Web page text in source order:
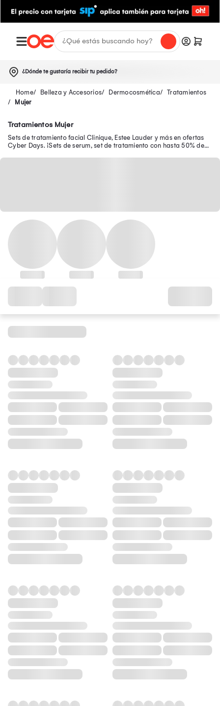
¿Dónde te gustaría recibir tu pedido?
Belleza y Accesorios Dermocosmética
Tratamientos
Mujer
Tratamientos Mujer
Sets de tratamiento facial Clinique, Estee Lauder y más en ofertas
Cyber Days. ¡Sets de serum, set de tratamiento con hasta 50% de